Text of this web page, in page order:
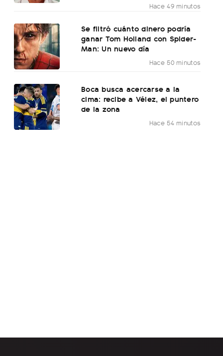
Hace 49 minutos
Se filtró cuánto dinero podría
ganar Tom Holland con Spider-
Man: Un nuevo día
Hace 50 minutos
Boca busca acercarse a la
cima: recibe a Vélez, el puntero
de la zona
Hace 54 minutos